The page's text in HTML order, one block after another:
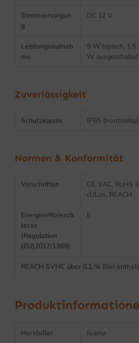
Stromversorgun
g
DC 12 V
Leistungsaufnah
me
9 W typisch, 1,5
W ausgeschaltet
Zuverlässigkeit
Schutzklasse IP65 (frontseitig)
Normen & Konformität
Vorschriften
CE, EAC, RoHS
cULus, REACH
Energieeffizienzk
lasse
(Regulation
(EU)2017/1369)
E
REACH SVHC über 0.1 % Blei
Hersteller iiyama